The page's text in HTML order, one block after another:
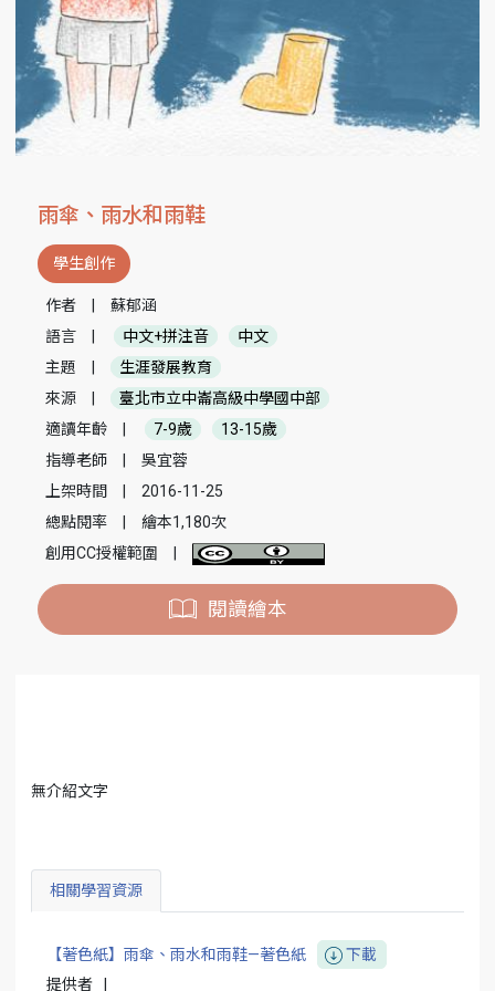
雨傘、雨水和雨鞋
學生創作
作者
蘇郁涵
語言
中文+拼注音
中文
主題
生涯發展教育
來源
臺北市立中崙高級中學國中部
適讀年齡
7-9歲
13-15歲
指導老師
吳宜蓉
上架時間
2016-11-25
總點閱率
繪本1,180次
創用CC授權範圍
閱讀繪本
無介紹文字
相關學習資源
【著色紙】雨傘、雨水和雨鞋—著色紙
下載
提供者